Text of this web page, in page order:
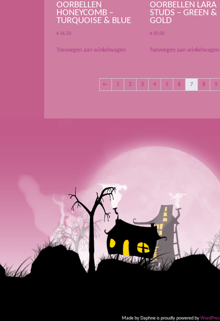
OORBELLEN
HONEYCOMB –
TURQUOISE & BLUE
€ 16,50
Toevoegen aan winkelwagen
OORBELLEN LARA
STUDS – GREEN &
GOLD
€20,00
Toevoegen aan winkelwagen
← 1 2 3 4 5 6 7 8 9
Made by Daphne is proudly powered by